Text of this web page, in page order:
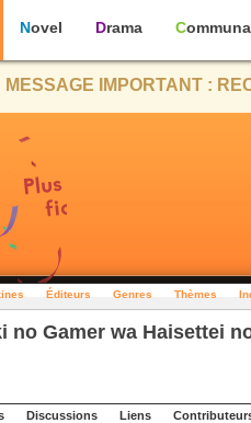
Novel Drama
MESSAGE IMPORTANT :
Éditeurs Genres Thèmes
no Gamer wa Haisettei
Discussions Liens